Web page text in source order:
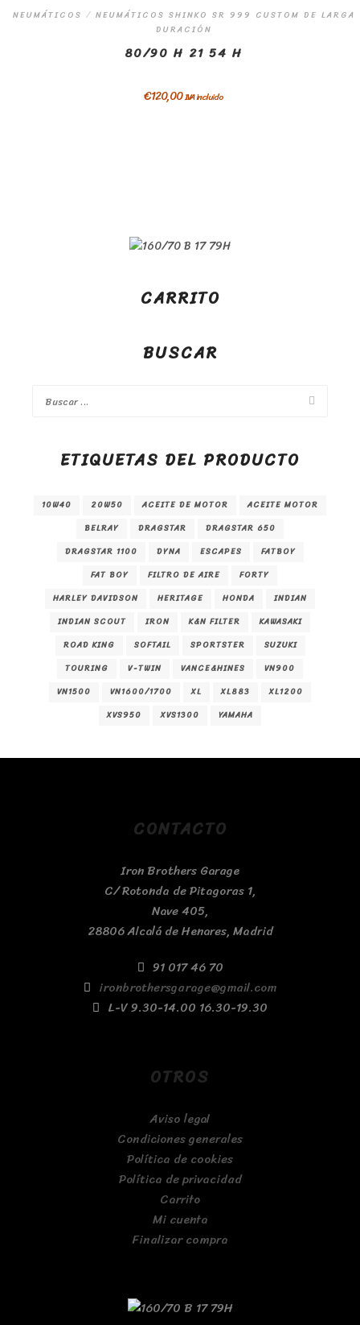
NEUMÁTICOS / NEUMÁTICOS SHINKO SR 999 CUSTOM DE LARGA
DURACIÓN
80/90 H 21 54 H
€120,00IVA incluido
CARRITO
BUSCAR
ETIQUETAS DEL PRODUCTO
10W40 20W50 ACEITE DE MOTOR
ACEITE MOTOR
BELRAY
DRAGSTAR
DRAGSTAR 650
DRAGSTAR 1100
DYNA ESCAPES
FATBOY
FAT BOY
FILTRO DE AIRE
FORTY
HARLEY DAVIDSON
HERITAGE HONDA
INDIAN
INDIAN SCOUT
IRON K&N FILTER
KAWASAKI
ROAD KING
SOFTAIL SPORTSTER
SUZUKI
TOURING
V-TWIN VANCE&HINES
VN900
VN1500
VN1600/1700 XL XL883
XL1200
XVS950
XVS1300 YAMAHA
CONTACTO
Iron Brothers Garage
C/ Rotonda de Pitagoras 1,
Nave 405,
28806 Alcalá de Henares, Madrid
91 017 46 70
ironbrothersgarage@gmail.com
L-V 9.30-14.00 16.30-19.30
OTROS
Aviso legal
Condiciones generales
Política de cookies
Política de privacidad
Carrito
Mi cuenta
Finalizar compra